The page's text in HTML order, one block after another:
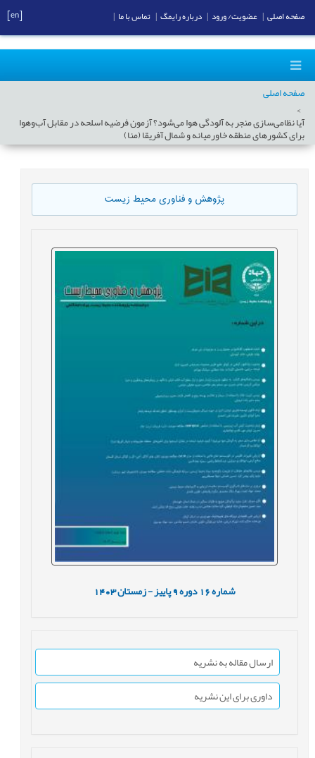
صفحه اصلی
آیا نظامی‌سازی منجر به آلودگی هوا می‌شود؟ آزمون فرضیه اسلحه در مقابل آب‌وهوا
برای کشورهای منطقه خاورمیانه و شمال آفریقا (منا)
پژوهش و فناوری محیط زیست
شماره16 دوره9 پاییز - زمستان1403
ارسال مقاله به نشریه
داوری برای این نشریه
صفحه اصلی عضویت/ ورود درباره رایمگ تماس با ما